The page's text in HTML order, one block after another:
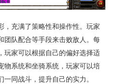
，充满了策略性和操作性。玩家
团队配合等手段来击败敌人。每
玩家可以根据自己的偏好选择适
物系统和坐骑系统，玩家可以培
同战斗，提升自己的实力。